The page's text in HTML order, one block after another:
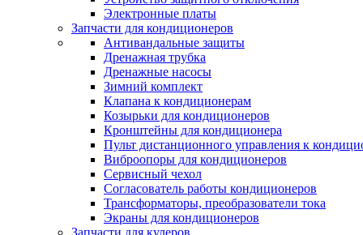
Электронные платы
Запчасти для кондиционеров
Антивандальные защиты
Дренажная трубка
Дренажные насосы
Зимний комплект
Клапана к кондиционерам
Козырьки для кондиционеров
Кронштейны для кондиционера
Пульт дистанционного управления к
Виброопоры для кондиционеров
Сервисный чехол
Согласователь работы кондиционеров
Трансформаторы, преобразователи тока
Экраны для кондиционеров
Запчасти для кулеров